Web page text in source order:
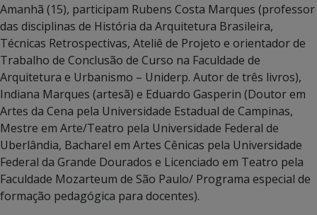
Amanhã (15), participam Rubens Costa Marques (professor
das disciplinas de História da Arquitetura Brasileira,
Técnicas Retrospectivas, Ateliê de Projeto e orientador de
Trabalho de Conclusão de Curso na Faculdade de
Arquitetura e Urbanismo – Uniderp. Autor de três livros),
Indiana Marques (artesã) e Eduardo Gasperin (Doutor em
Artes da Cena pela Universidade Estadual de Campinas,
Mestre em Arte/Teatro pela Universidade Federal de
Uberlândia, Bacharel em Artes Cênicas pela Universidade
Federal da Grande Dourados e Licenciado em Teatro pela
Faculdade Mozarteum de São Paulo/ Programa especial de
formação pedagógica para docentes).